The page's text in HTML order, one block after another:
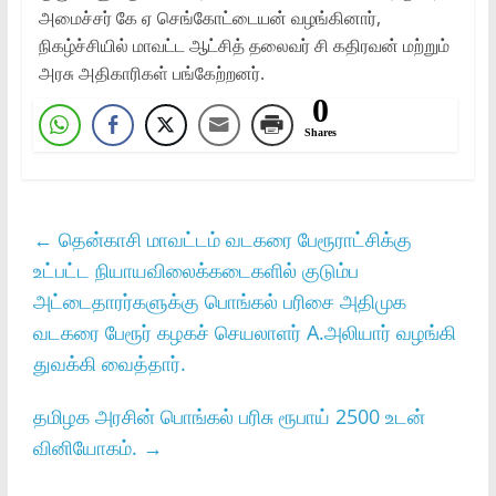
அமைச்சர் கே ஏ செங்கோட்டையன் வழங்கினார்,
நிகழ்ச்சியில் மாவட்ட ஆட்சித் தலைவர் சி கதிரவன் மற்றும்
அரசு அதிகாரிகள் பங்கேற்றனர்.
0
Shares
← தென்காசி மாவட்டம் வடகரை பேரூராட்சிக்கு
உட்பட்ட நியாயவிலைக்கடைகளில் குடும்ப
அட்டைதாரர்களுக்கு பொங்கல் பரிசை அதிமுக
வடகரை பேரூர் கழகச் செயலாளர் A.அலியார் வழங்கி
துவக்கி வைத்தார்.
தமிழக அரசின் பொங்கல் பரிசு ரூபாய் 2500 உடன்
வினியோகம். →